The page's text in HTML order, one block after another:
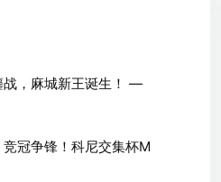
战，麻城新王诞生！ —
冠争锋！科尼交集杯M